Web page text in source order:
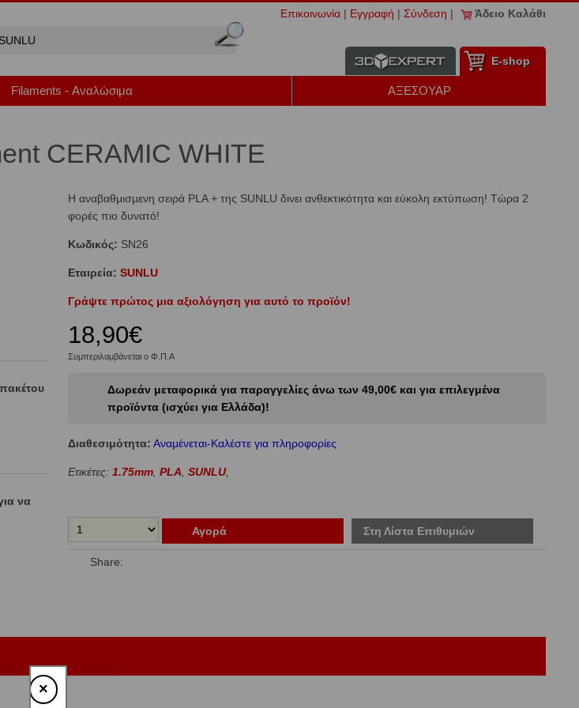
Επικοινωνία | Εγγραφή | Σύνδεση | Άδειο Καλάθι
Ε-shop
Filaments - Αναλώσιμα ΑΞΕΣΟΥΑΡ
CERAMIC WHITE
να
Η αναβαθμισμενη σειρά PLA + της SUNLU δινει ανθεκτικότητα και εύκολη εκτύπωση! Τώρα 2
φορές πιο δυνατό!
Κωδικός: SN26
Εταιρεία: SUNLU
Γράψτε πρώτος μια αξιολόγηση για αυτό το προϊόν!
18,90€
Συμπεριλαμβάνεται ο Φ.Π.Α
Δωρεάν μεταφορικά για παραγγελίες άνω των 49,00€ και για επιλεγμένα
προϊόντα (ισχύει για Ελλάδα)!
Διαθεσιμότητα: Αναμένεται-Καλέστε για πληροφορίες
Ετικέτες:1.75mm,PLA,SUNLU,
Αγορά Στη Λίστα Επιθυμιών
Share:
×